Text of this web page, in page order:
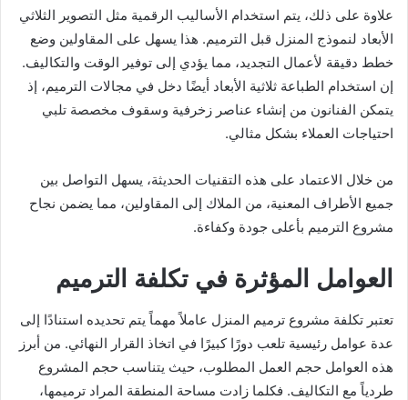
علاوة على ذلك، يتم استخدام الأساليب الرقمية مثل التصوير الثلاثي
الأبعاد لنموذج المنزل قبل الترميم. هذا يسهل على المقاولين وضع
خطط دقيقة لأعمال التجديد، مما يؤدي إلى توفير الوقت والتكاليف.
إن استخدام الطباعة ثلاثية الأبعاد أيضًا دخل في مجالات الترميم، إذ
يتمكن الفنانون من إنشاء عناصر زخرفية وسقوف مخصصة تلبي
احتياجات العملاء بشكل مثالي.
من خلال الاعتماد على هذه التقنيات الحديثة، يسهل التواصل بين
جميع الأطراف المعنية، من الملاك إلى المقاولين، مما يضمن نجاح
مشروع الترميم بأعلى جودة وكفاءة.
العوامل المؤثرة في تكلفة الترميم
تعتبر تكلفة مشروع ترميم المنزل عاملاً مهماً يتم تحديده استنادًا إلى
عدة عوامل رئيسية تلعب دورًا كبيرًا في اتخاذ القرار النهائي. من أبرز
هذه العوامل حجم العمل المطلوب، حيث يتناسب حجم المشروع
طردياً مع التكاليف. فكلما زادت مساحة المنطقة المراد ترميمها،